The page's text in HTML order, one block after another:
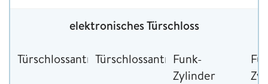
elektronisches Türschloss
TürschlossantriebTürschlossantriebFunk-
Zylinder